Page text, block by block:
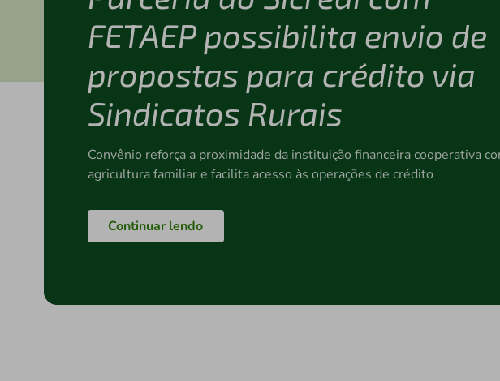
FETAEP possibilita envio de
propostas para crédito via
Sindicatos Rurais
Convênio reforça a proximidade da instituição financeira cooperativa
agricultura familiar e facilita acesso às operações de crédito
Continuar lendo